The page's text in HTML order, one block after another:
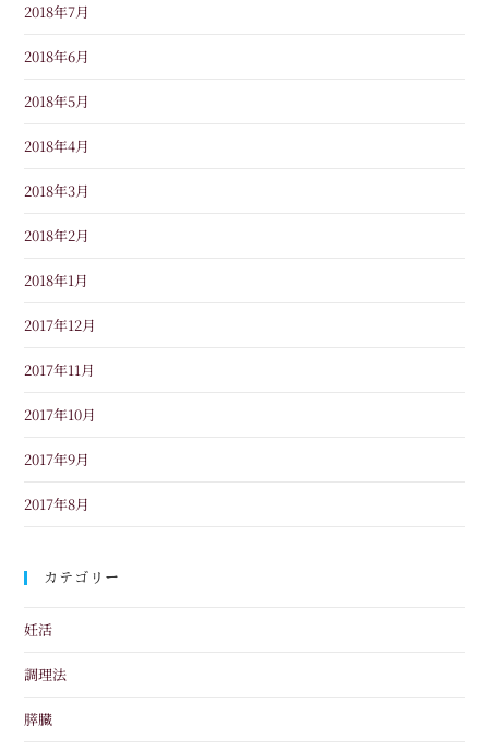
2018年7月
2018年6月
2018年5月
2018年4月
2018年3月
2018年2月
2018年1月
2017年12月
2017年11月
2017年10月
2017年9月
2017年8月
カテゴリー
妊活
調理法
膵臓